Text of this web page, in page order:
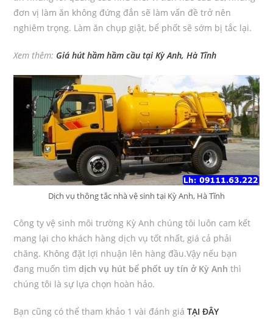
đơn vị làm ăn không đứng đắn sẽ làm vấn đề trở nên
nghiêm trọng. Làm ăn chụp giật, bể phốt sẽ sớm bị tắc lại.
Xem thêm: Giá hút hầm hầm cầu tại Kỳ Anh, Hà Tĩnh
Dịch vụ thông tắc nhà vệ sinh tại Kỳ Anh, Hà Tĩnh
Công ty vệ sinh môi trường Kỳ Anh chúng tôi luôn cam kết
mang lại cho khách hàng dịch vụ tốt nhất, giá cả phải
chăng. Không đặt lợi nhuận lên hàng đầu.Vậy nếu bạn
đang muốn tìmdịch vụ hút bể phốt uy tín ở Kỳ Anhthì
chúng tôi là sự lựa chọn hoàn hảo.
Bạn cũng có thể tham khảo 1 vài đánh giáTẠI ĐÂY